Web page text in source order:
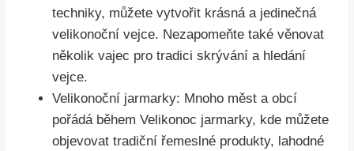
techniky, můžete vytvořit krásná a jedinečná
velikonoční vejce. Nezapomeňte také věnovat
několik vajec pro tradici skrývání a hledání
vejce.
Velikonoční jarmarky: Mnoho měst a obcí
pořádá během Velikonoc jarmarky, kde můžete
objevovat tradiční řemeslné produkty, lahodné